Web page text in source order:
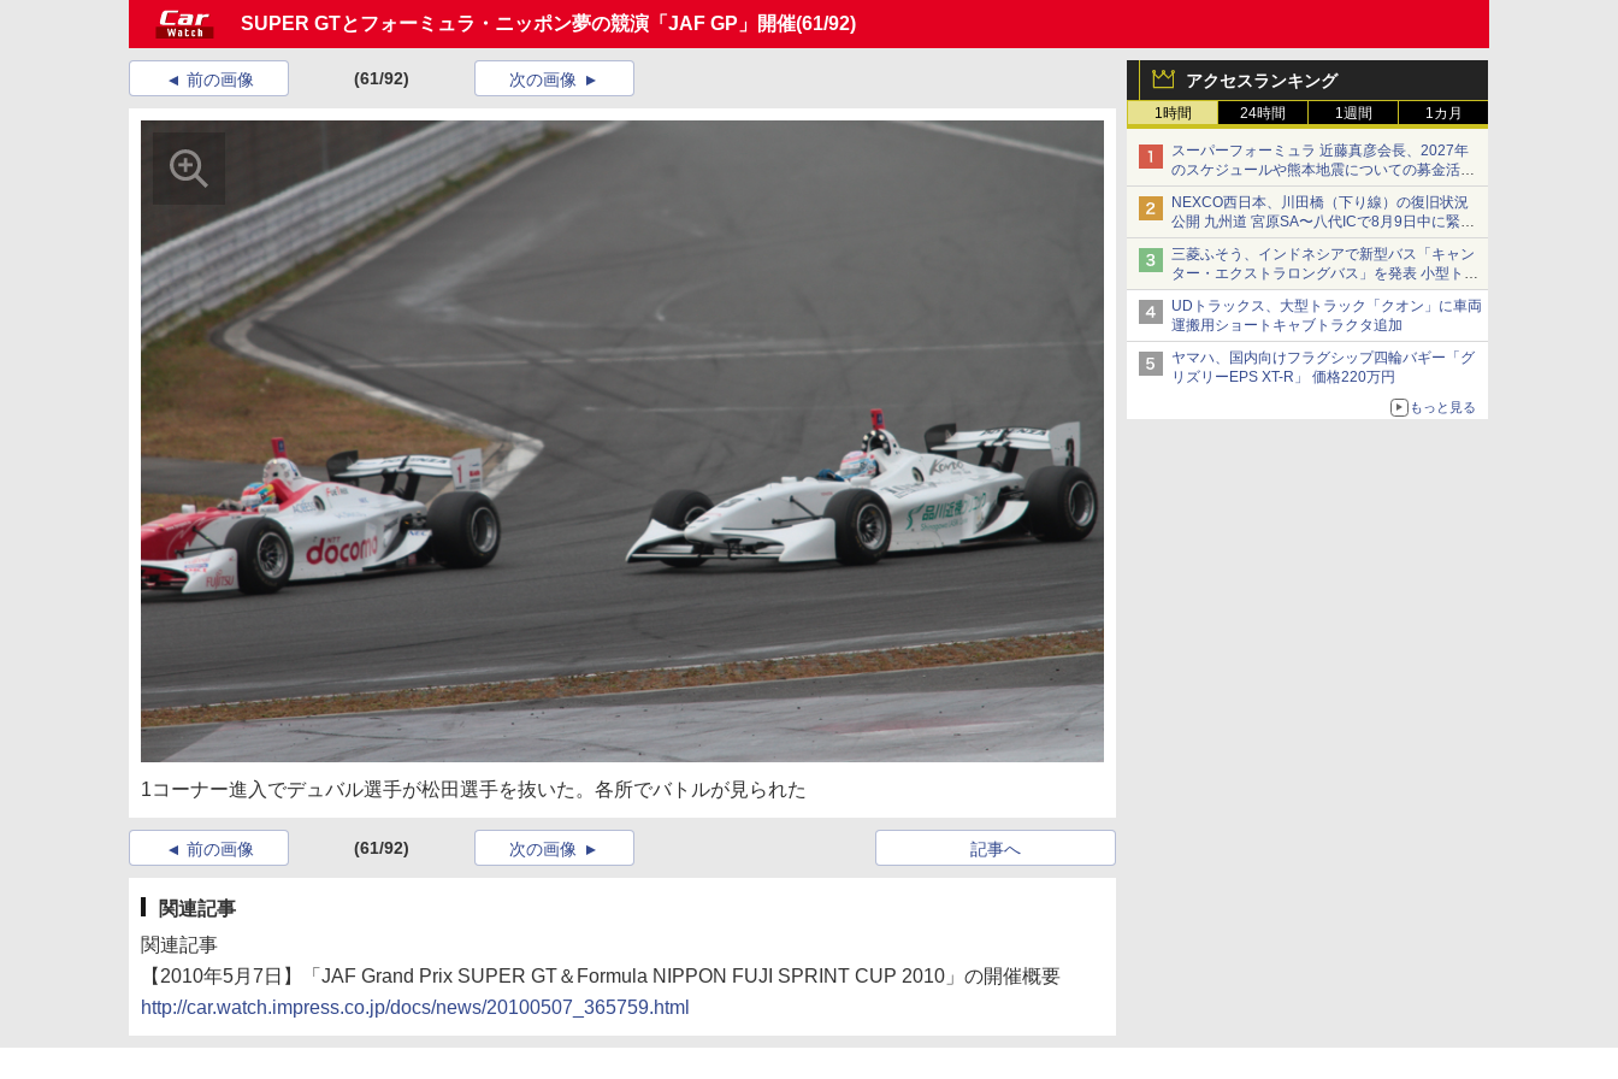
SUPER GTとフォーミュラ・ニッポン夢の競演「JAF GP」開催(61/92)
アクセスランキング
1時間 24時間 1週間 1カ月
スーパーフォーミュラ 近藤真彦会長、2027年
のスケジュールや熊本地震についての募金活動
を紹介
NEXCO西日本、川田橋（下り線）の復旧状況
公開 九州道 宮原SA〜八代ICで8月9日中に緊急
車両を通行可能に
三菱ふそう、インドネシアで新型バス「キャン
ター・エクストラロングバス」を発表 小型トラ
ックベースの観光・旅客輸送向けバス
UDトラックス、大型トラック「クオン」に車両
運搬用ショートキャブトラクタ追加
ヤマハ、国内向けフラグシップ四輪バギー「グ
リズリーEPS XT-R」 価格220万円
もっと見る
前の画像 (61/92) 次の画像
1コーナー進入でデュバル選手が松田選手を抜いた。各所でバトルが見られた
前の画像 (61/92) 記事へ
次の画像
関連記事
関連記事
【2010年5月7日】「JAF Grand Prix SUPER GT＆Formula NIPPON FUJI SPRINT CUP 2010」の開催概要
http://car.watch.impress.co.jp/docs/news/20100507_365759.html